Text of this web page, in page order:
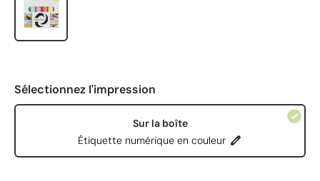
Sélectionnez l'impression
Sur la boîte
Étiquette numérique en couleur